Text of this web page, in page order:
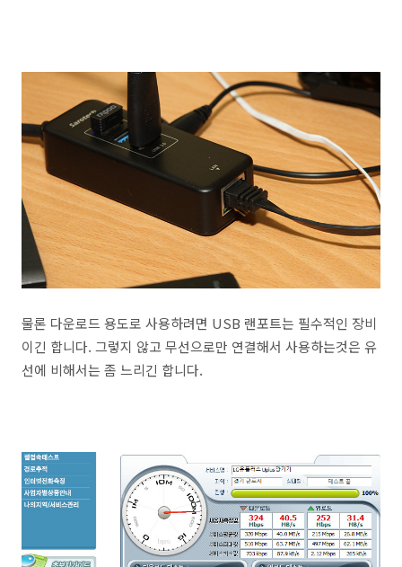
물론 다운로드 용도로 사용하려면 USB 랜포트는 필수적인 장비
이긴 합니다. 그렇지 않고 무선으로만 연결해서 사용하는것은 유
선에 비해서는 좀 느리긴 합니다.